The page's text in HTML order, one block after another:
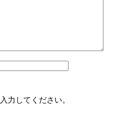
力してください。